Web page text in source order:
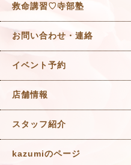
救命講習♡寺部塾
お問い合わせ・連絡
イベント予約
店舗情報
スタッフ紹介
kazumiのページ